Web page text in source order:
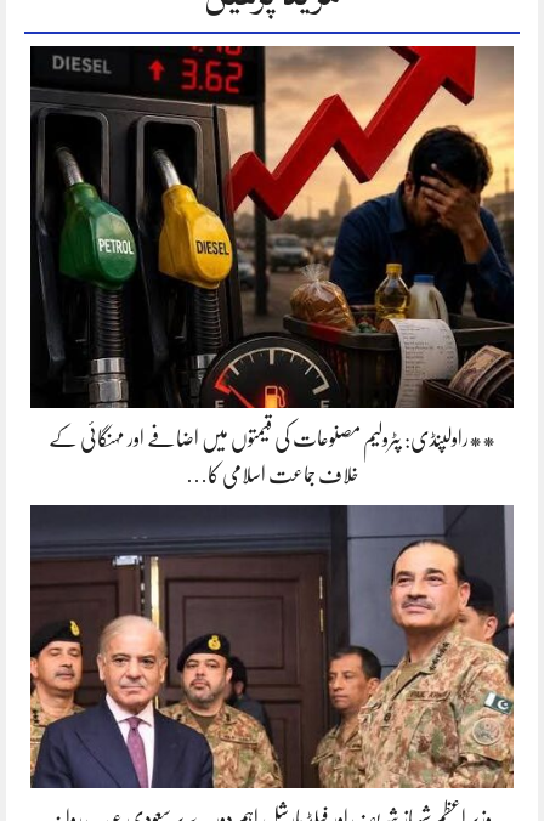
**راولپنڈی: پٹرولیم مصنوعات کی قیمتوں میں اضافے اور مہنگائی کے
خلاف جماعت اسلامی کا…